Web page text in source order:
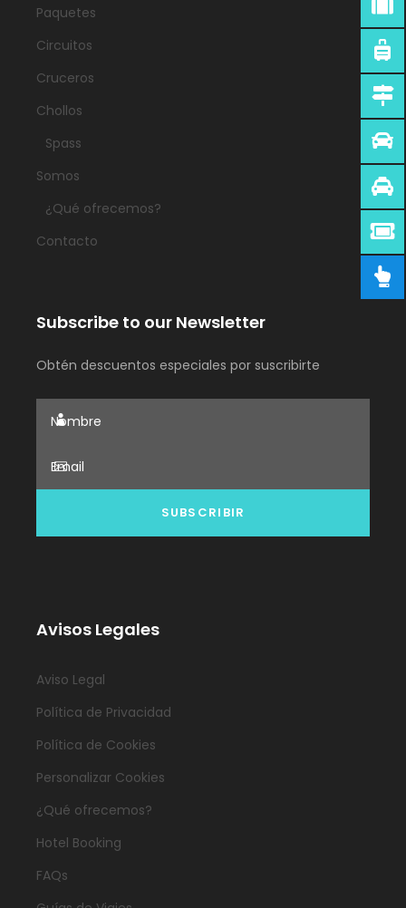
Paquetes
Circuitos
Cruceros
Chollos
Spass
Somos
¿Qué ofrecemos?
Contacto
Subscribe to our Newsletter
Obtén descuentos especiales por suscribirte
Avisos Legales
Aviso Legal
Política de Privacidad
Política de Cookies
Personalizar Cookies
¿Qué ofrecemos?
Hotel Booking
FAQs